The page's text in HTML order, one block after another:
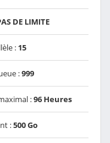
DE LIMITE
: 15
:999
:96 Heures
:500 Go